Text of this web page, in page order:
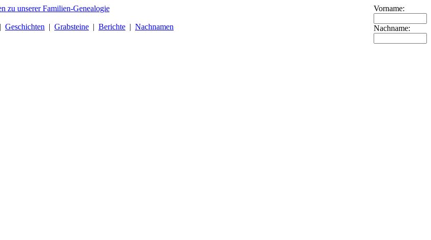
| Geschichten | Grabsteine | Berichte | Nachnamen
Vorname:
Nachname: